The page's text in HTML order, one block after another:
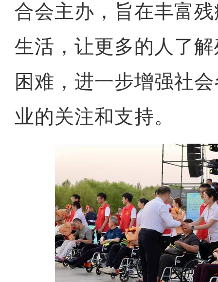
合会主办，旨在丰富
生活，让更多的人了
困难，进一步增强社
业的关注和支持。